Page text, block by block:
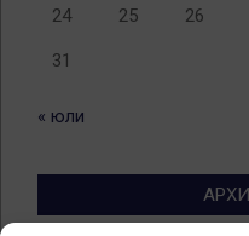
24 25 26
31
« юли